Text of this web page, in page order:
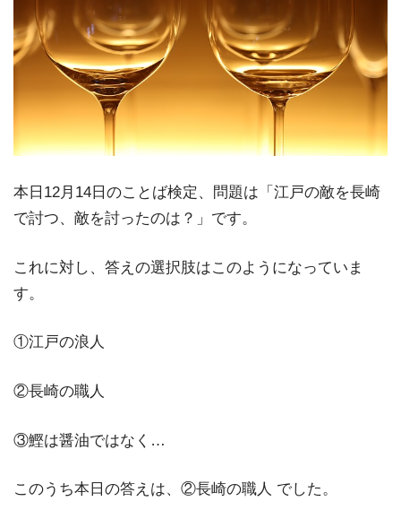
本日12月14日のことば検定、問題は「江戸の敵を長崎
で討つ、敵を討ったのは？」です。
これに対し、答えの選択肢はこのようになっていま
す。
①江戸の浪人
②長崎の職人
③鰹は醤油ではなく…
このうち本日の答えは、②長崎の職人 でした。